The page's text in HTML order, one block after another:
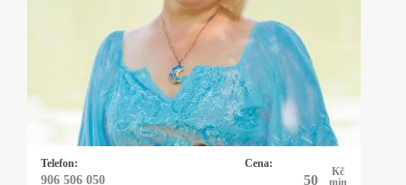
Telefon:
906 506 050
Cena:
50
Kč
min
Já Anastázie jsem přišla na tento svět s darem
lásky k lidem. Již jako malá jsem vnímala
duchovní svět. Víly a andělé byli mými
kamarády. Později, kdy jsem začala viděla
různé souvislosti mezi nebem a zemí, vždy byli
tito duchovní průvodci se mnou.